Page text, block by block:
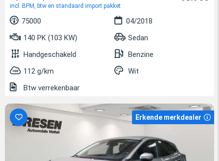
incl. BPM, btw en standaard import pakket
75000
04/2018
140 PK (103 KW)
Sedan
Handgeschakeld
Benzine
112 g/km
Wit
Btw verrekenbaar
Erkende merkdealer